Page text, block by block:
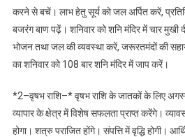
करने से बचें। लाभ हेतु सूर्य को जल अर्पित करें,
बजरंग बाण पढ़ें। शनिवार को शनि मंदिर में चार
भोजन तथा जल की व्यवस्था करें, जरूरतमंदों की
का शनिवार को 108 बार शनि मंदिर में जाप करें।
*2–वृषभ राशि–* वृषभ राशि के जातकों के लिए
व्यापार के क्षेत्र में विशेष सफलता प्राप्त करेंगे।
होगा। शत्रु पराजित होंगे। संपत्ति में वृद्धि होगी।